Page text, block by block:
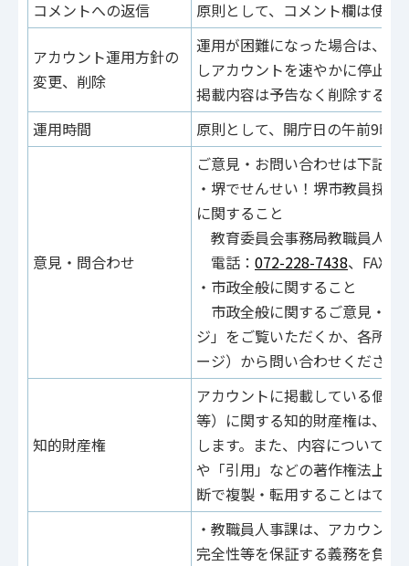
コメントへの返信
原則として、コメント欄は使用
アカウント運用方針の
変更、削除
運用が困難になった場合は、そ
しアカウントを速やかに停止、
掲載内容は予告なく削除するこ
運用時間
原則として、開庁日の午前9時
意見・問合わせ
ご意見・お問い合わせは下記を
・堺でせんせい！堺市教員採
に関すること
教育委員会事務局教職員人事
電話： 072-228-7438、FAX
・市政全般に関すること
市政全般に関するご意見・ご
ジ」をご覧いただくか、各所属
ージ）から問い合わせください
知的財産権
アカウントに掲載している個々
等）に関する知的財産権は、本
します。また、内容について「
や「引用」などの著作権法上認
断で複製・転用することはでき
・教職員人事課は、アカウン
完全性等を保証する義務を負う